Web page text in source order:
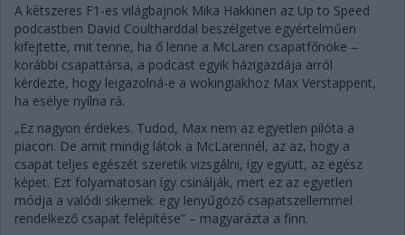
A kétszeres F1-es világbajnok Mika Hakkinen az Up to Speed
podcastben David Coultharddal beszélgetve egyértelműen
kifejtette, mit tenne, ha ő lenne a McLaren csapatfőnöke –
korábbi csapattársa, a podcast egyik házigazdája arról
kérdezte, hogy leigazolná-e a wokingiakhoz Max Verstappent,
ha esélye nyílna rá.
„Ez nagyon érdekes. Tudod, Max nem az egyetlen pilóta a
piacon. De amit mindig látok a McLarennél, az az, hogy a
csapat teljes egészét szeretik vizsgálni, így együtt, az egész
képet. Ezt folyamatosan így csinálják, mert ez az egyetlen
módja a valódi sikernek: egy lenyűgöző csapatszellemmel
rendelkező csapat felépítése” – magyarázta a finn.